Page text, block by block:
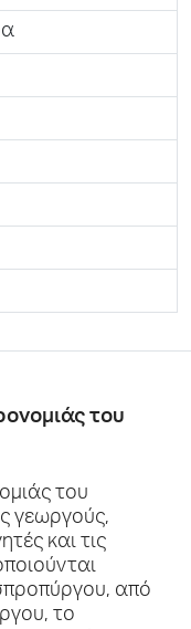
του
του
γεωργούς,
και τις
από
το